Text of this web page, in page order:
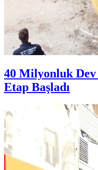
40 Milyonluk Dev
Etap Başladı